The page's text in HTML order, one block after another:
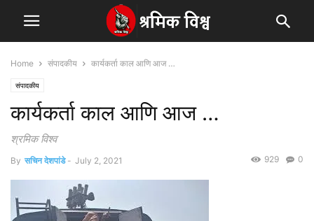
Home संपादकीय कार्यकर्ता काल आणि आज …
संपादकीय
कार्यकर्ता काल आणि आज …
श्रमिक विश्व
By सचिन देशपांडे - July 2, 2021 0
929